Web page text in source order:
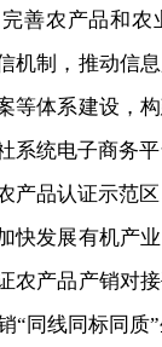
善农产品和农
机制，推动信
等体系建设，
系统电子商务平
产品认证示范
快发展有机产
农产品产销对
“同线同标同质